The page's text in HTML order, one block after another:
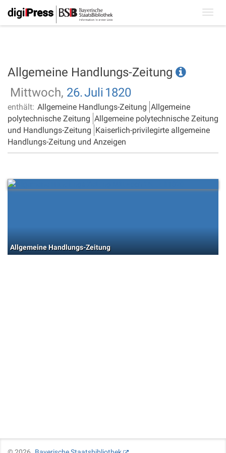
Allgemeine Handlungs-Zeitung
Mittwoch, 26.Juli 1820
enthält: Allgemeine Handlungs-Zeitung Allgemeine
polytechnische Zeitung Allgemeine polytechnische Zeitung
und Handlungs-Zeitung Kaiserlich-privilegirte allgemeine
Handlungs-Zeitung und Anzeigen
Allgemeine Handlungs-Zeitung